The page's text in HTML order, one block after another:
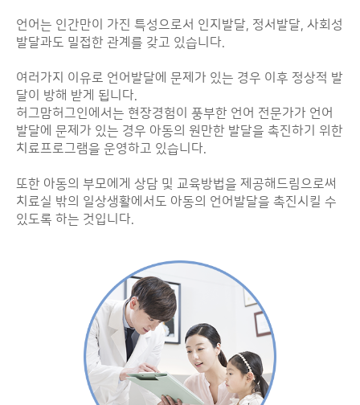
언어는 인간만이 가진 특성으로서 인지발달, 정서발달, 사회성
발달과도 밀접한 관계를 갖고 있습니다.
여러가지 이유로 언어발달에 문제가 있는 경우 이후 정상적 발
달이 방해 받게 됩니다.
허그맘허그인에서는 현장경험이 풍부한 언어 전문가가 언어
발달에 문제가 있는 경우 아동의 원만한 발달을 촉진하기 위한
치료프로그램을 운영하고 있습니다.
또한 아동의 부모에게 상담 및 교육방법을 제공해드림으로써
치료실 밖의 일상생활에서도 아동의 언어발달을 촉진시킬 수
있도록 하는 것입니다.